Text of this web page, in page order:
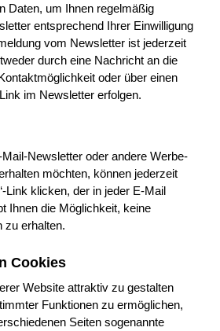
Daten, um Ihnen regelmäßig
entsprechend Ihrer Einwilligung
vom Newsletter ist jederzeit
durch eine Nachricht an die
oder über einen
im Newsletter erfolgen.
Newsletter oder andere Werbe-
möchten, können jederzeit
Link klicken, der in jeder E-Mail
Ihnen die Möglichkeit, keine
zu erhalten.
Cookies
Website attraktiv zu gestalten
Funktionen zu ermöglichen,
Seiten sogenannte